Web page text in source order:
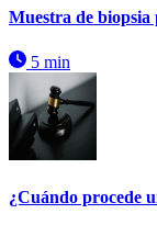
Muestra de biopsia
5 min
¿Cuándo procede